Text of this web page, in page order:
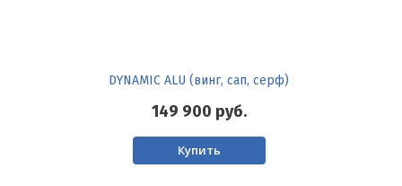
DYNAMIC ALU (винг, сап, серф)
149 900 руб.
Купить